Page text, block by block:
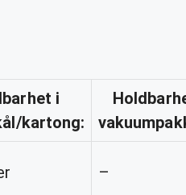
i
/kartong:
–